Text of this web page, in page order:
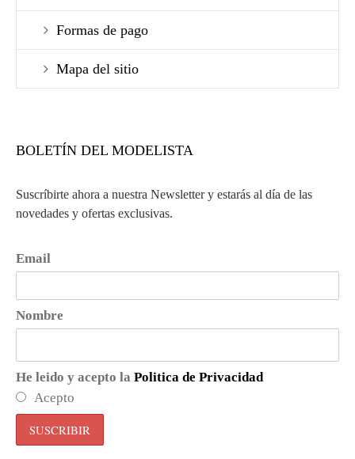
Formas de pago
Mapa del sitio
BOLETÍN DEL MODELISTA
Suscríbirte ahora a nuestra Newsletter y estarás al día de las
novedades y ofertas exclusivas.
Email
Nombre
He leido y acepto la Politica de Privacidad
Acepto